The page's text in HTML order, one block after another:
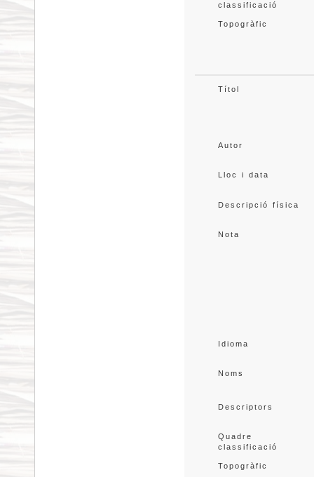
classificació
Topogràfic
Títol
Autor
Lloc i data
Descripció física
Nota
Idioma
Noms
Descriptors
Quadre
classificació
Topogràfic